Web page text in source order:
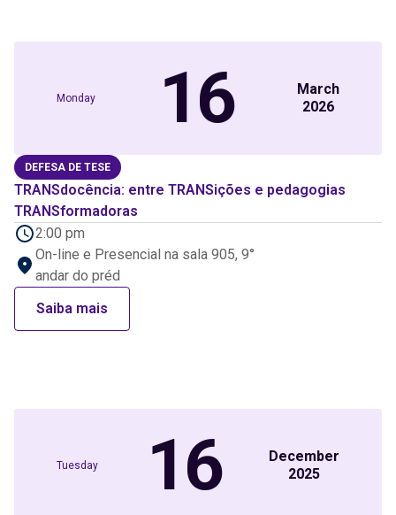
Monday 16
March
2026
DEFESA DE TESE
TRANSdocência: entre TRANSições e pedagogias
TRANSformadoras
2:00 pm
On-line e Presencial na sala 905, 9°
andar do préd
Saiba mais
Tuesday 16
December
2025